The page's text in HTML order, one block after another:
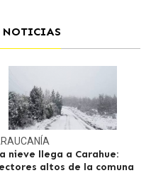
NOTICIAS
nieve llega a Carahue:
altos de la comuna